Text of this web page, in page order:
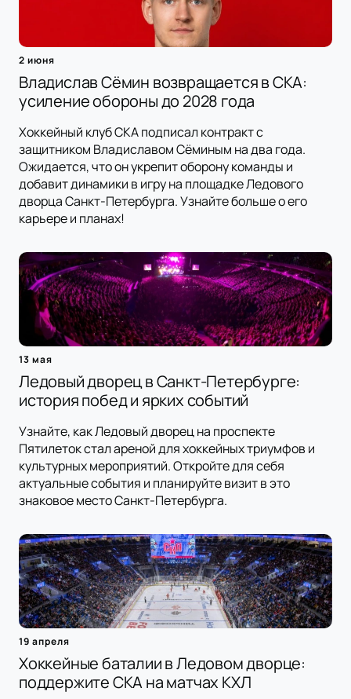
2 июня
Владислав Сёмин возвращается в СКА:
усиление обороны до 2028 года
Хоккейный клуб СКА подписал контракт с
защитником Владиславом Сёминым на два года.
Ожидается, что он укрепит оборону команды и
добавит динамики в игру на площадке Ледового
дворца Санкт-Петербурга. Узнайте больше о его
карьере и планах!
13 мая
Ледовый дворец в Санкт-Петербурге:
история побед и ярких событий
Узнайте, как Ледовый дворец на проспекте
Пятилеток стал ареной для хоккейных триумфов и
культурных мероприятий. Откройте для себя
актуальные события и планируйте визит в это
знаковое место Санкт-Петербурга.
19 апреля
Хоккейные баталии в Ледовом дворце:
поддержите СКА на матчах КХЛ